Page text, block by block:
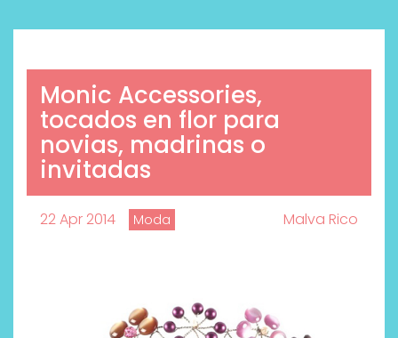
Monic Accessories,
tocados en flor para
novias, madrinas o
invitadas
22 Apr 2014 Moda Malva Rico